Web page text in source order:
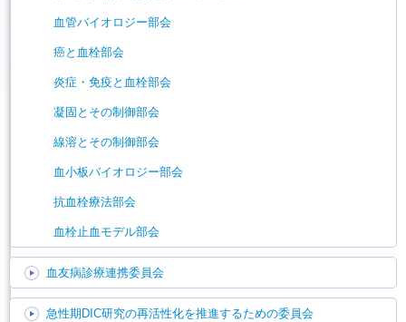
血管バイオロジー部会
癌と血栓部会
炎症・免疫と血栓部会
凝固とその制御部会
線溶とその制御部会
血小板バイオロジー部会
抗血栓療法部会
血栓止血モデル部会
血友病診療連携委員会
急性期DIC研究の再活性化を推進するための委員会